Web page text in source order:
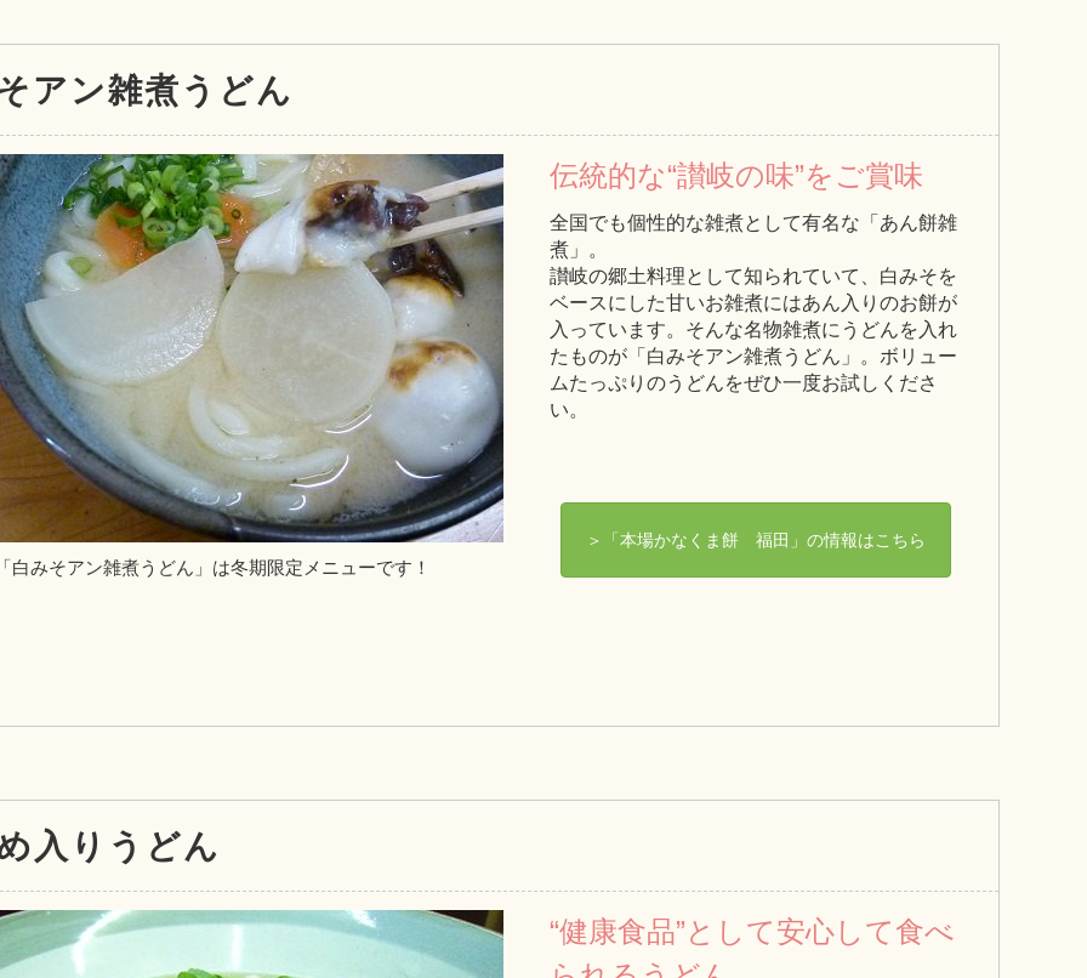
アン雑煮うどん
伝統的な“讃岐の味”をご賞味
全国でも個性的な雑煮として有名な「あん餅雑
煮」。
讃岐の郷土料理として知られていて、白みそを
ベースにした甘いお雑煮にはあん入りのお餅が
入っています。そんな名物雑煮にうどんを入れ
たものが「白みそアン雑煮うどん」。ボリュー
ムたっぷりのうどんをぜひ一度お試しくださ
い。
＞「本場かなくま餅 福田」の情報はこちら
白みそアン雑煮うどん」は冬期限定メニューです！
入りうどん
“健康食品”として安心して食べ